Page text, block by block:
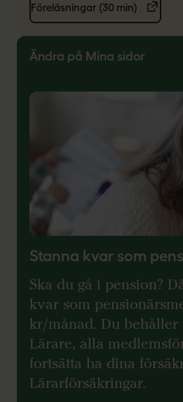
Föreläsningar (30 min)
Ändra på Mina sidor
Stanna kvar som
Ska du gå i pension?
kvar som
kr/månad. Du behåller
Lärare, alla
fortsätta ha dina
Lärarförsäkringar.